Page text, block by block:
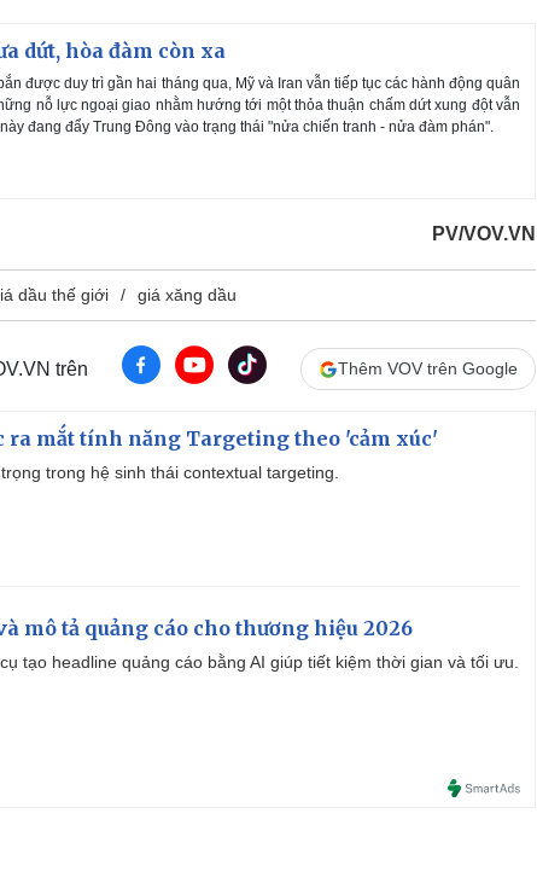
dứt, hòa đàm còn xa
được duy trì gần hai tháng qua, Mỹ và Iran vẫn tiếp tục các hành động quân
nỗ lực ngoại giao nhằm hướng tới một thỏa thuận chấm dứt xung đột vẫn
đang đẩy Trung Đông vào trạng thái "nửa chiến tranh - nửa đàm phán".
PV/VOV.VN
dầu thế giới giá xăng dầu
trên Thêm VOV trên Google
ra mắt tính năng Targeting theo 'cảm xúc'
trong hệ sinh thái contextual targeting.
mô tả quảng cáo cho thương hiệu 2026
tạo headline quảng cáo bằng AI giúp tiết kiệm thời gian và tối ưu.